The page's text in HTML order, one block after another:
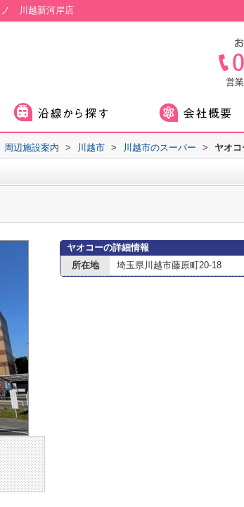
ノ 川越新河岸店
営
周辺施設案内 > 川越市 > 川越市のスーパー > ヤオコ
ヤオコーの詳細情報
所在地
埼玉県川越市藤原町20-18